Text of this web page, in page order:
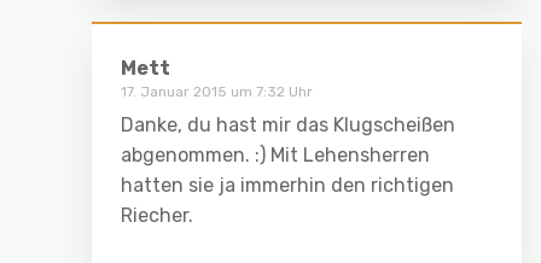
Mett
17. Januar 2015 um 7:32 Uhr
Danke, du hast mir das Klugscheißen
abgenommen. :) Mit Lehensherren
hatten sie ja immerhin den richtigen
Riecher.